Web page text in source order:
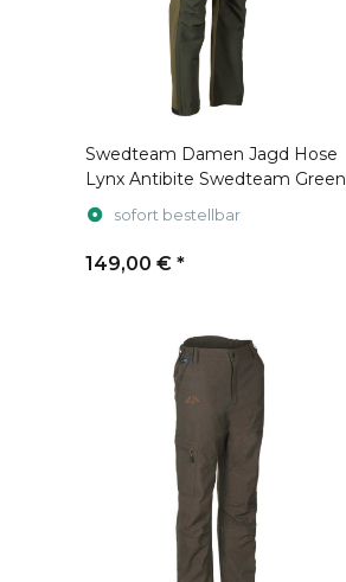
Swedteam Damen Jagd Hose
Lynx Antibite Swedteam Green
sofort bestellbar
149,00 € *